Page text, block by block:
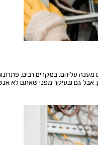
מענה עליהם. במקרים רבים,
אבל גם ובעיקר מפני שאתם לא